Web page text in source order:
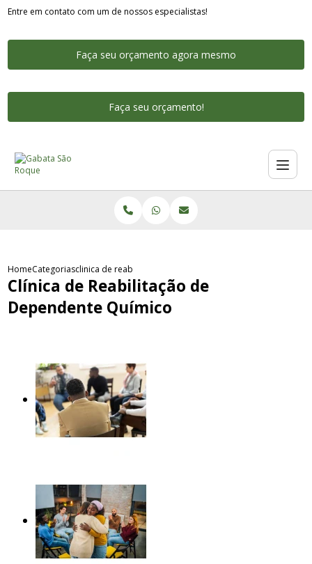
Entre em contato com um de nossos especialistas!
Faça seu orçamento agora mesmo
Faça seu orçamento!
HomeCategoriasclinica de reabilitacao de dependente quimico
Clínica de Reabilitação de
Dependente Químico